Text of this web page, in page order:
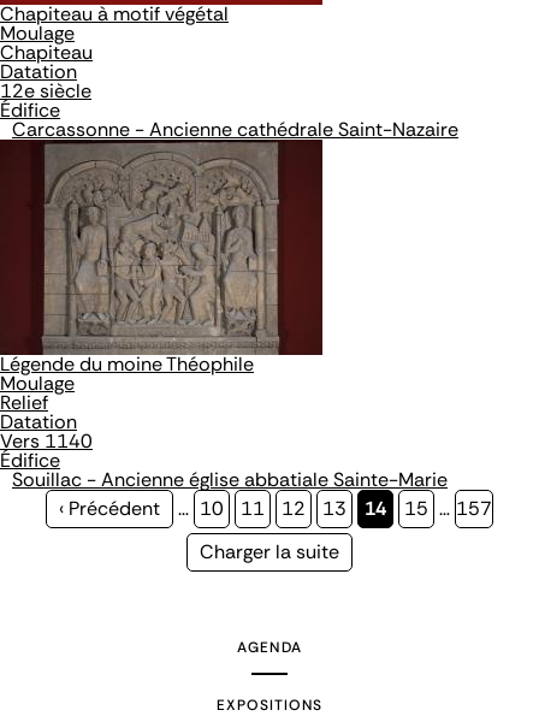
Chapiteau à motif végétal
Moulage
Chapiteau
Datation
12e siècle
Édifice
Carcassonne - Ancienne cathédrale Saint-Nazaire
Légende du moine Théophile
Moulage
Relief
Datation
Vers 1140
Édifice
Souillac - Ancienne église abbatiale Sainte-Marie
Page
‹ Précédent … Page
10 Page
11 Page
12 Page
13
Page
14 Page
15 … Page
157
Page
Charger la suite
AGENDA
EXPOSITIONS